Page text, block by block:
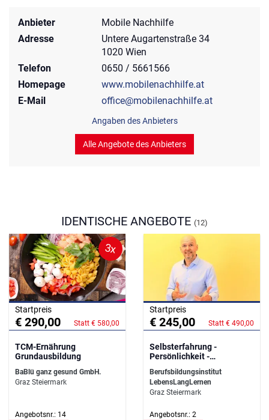
Anbieter
Mobile Nachhilfe
Adresse
Untere Augartenstraße 34
1020 Wien
Telefon
0650 / 5661566
Homepage
www.mobilenachhilfe.at
E-Mail
office@mobilenachhilfe.at
Angaben des Anbieters
Alle Angebote des Anbieters
IDENTISCHE ANGEBOTE (12)
3x
Startpreis
€ 290,00 Statt € 580,00
TCM-Ernährung
Grundausbildung
BaBlü ganz gesund GmbH.
Graz Steiermark
Angebotsnr.: 14
Startpreis
€ 245,00 Statt € 490,00
Selbsterfahrung -
Persönlichkeit -
Berufsbildungsinstitut
LebensLangLernen
Graz Steiermark
Angebotsnr.: 2